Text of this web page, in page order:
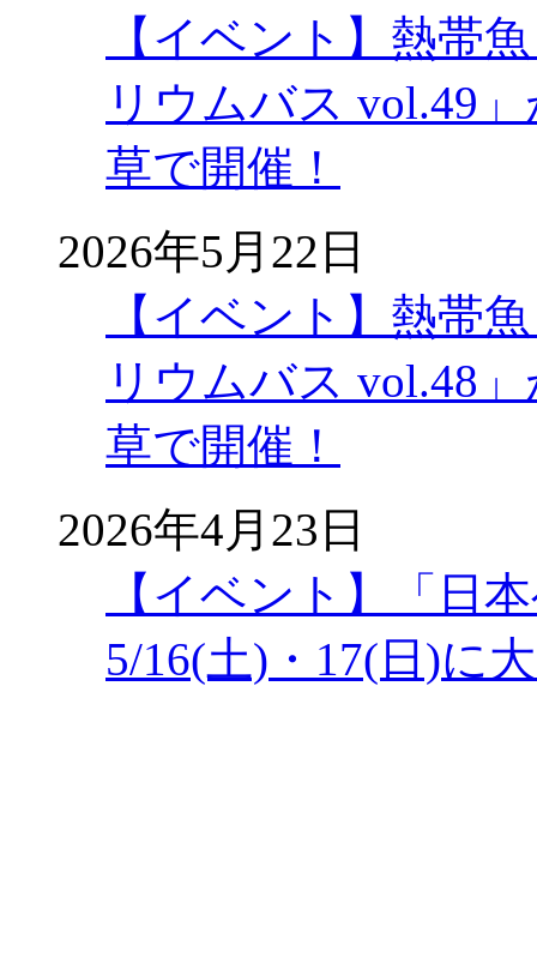
【イベント】熱帯
リウムバス vol.49
草で開催！
2026年5月22日
【イベント】熱帯
リウムバス vol.48
草で開催！
2026年4月23日
【イベント】「日
5/16(土)・17(日)に